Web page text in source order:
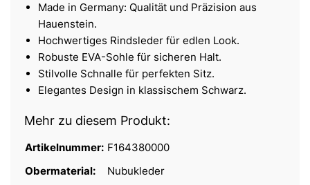
Made in Germany: Qualität und Präzision aus
Hauenstein.
Hochwertiges Rindsleder für edlen Look.
Robuste EVA-Sohle für sicheren Halt.
Stilvolle Schnalle für perfekten Sitz.
Elegantes Design in klassischem Schwarz.
Mehr zu diesem Produkt:
Artikelnummer: F164380000
Obermaterial:
Nubukleder